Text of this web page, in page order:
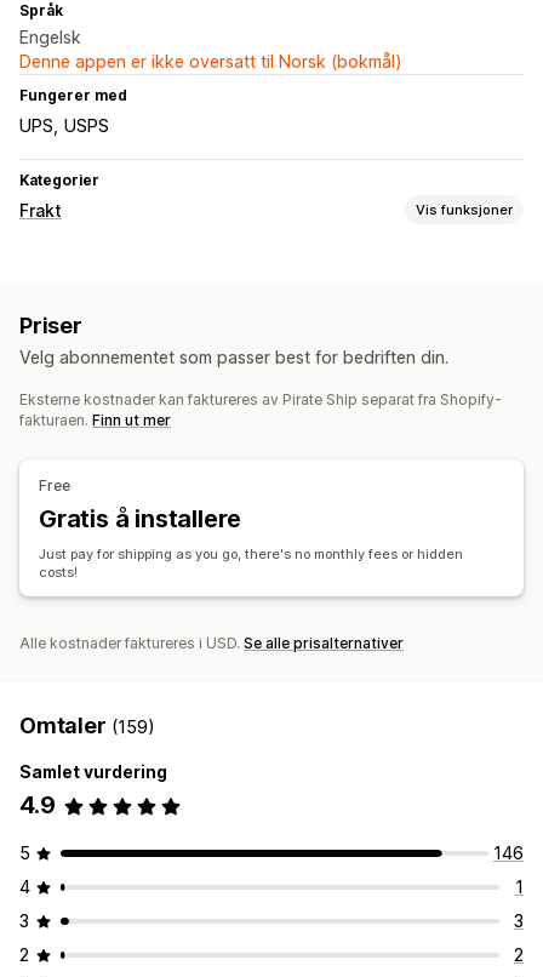
Språk
Engelsk
Denne appen er ikke oversatt til Norsk (bokmål)
Fungerer med
UPS USPS
Kategorier
Frakt Vis funksjoner
Følgesedler
Leveringsforsikring Leveringsdato
Bestillingssynkronisering Transportørvalg Fraktpriser
Priser
Velg abonnementet som passer best for bedriften din.
Eksterne kostnader kan faktureres av Pirate Ship separat fra Shopify-
fakturaen. Finn ut mer
Free
Gratis å installere
Just pay for shipping as you go, there's no monthly fees or hidden
costs!
Alle kostnader faktureres i USD. Se alle prisalternativer
Omtaler (159)
Samlet vurdering
4.9
5
146
4
1
3
3
2
2